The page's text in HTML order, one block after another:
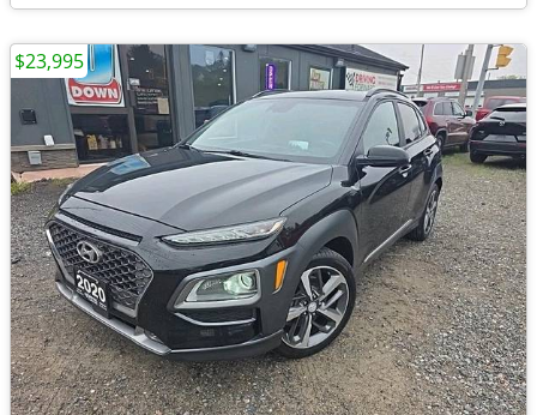
$23,995